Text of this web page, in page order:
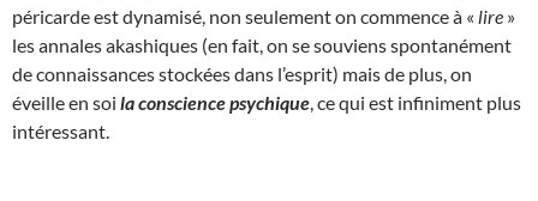
péricarde est dynamisé, non seulement on commence à « lire »
les annales akashiques (en fait, on se souviens spontanément
de connaissances stockées dans l’esprit) mais de plus, on
éveille en soi la conscience psychique , ce qui est infiniment plus
intéressant.